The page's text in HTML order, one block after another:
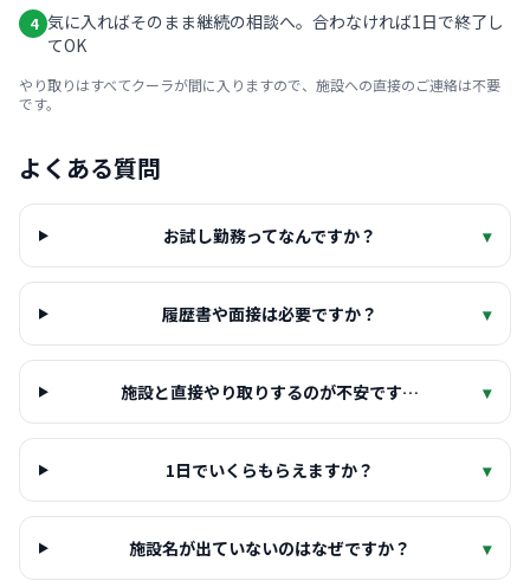
4 気に入ればそのまま継続の相談へ。合わなければ1日で終了し
てOK
やり取りはすべてクーラが間に入りますので、施設への直接のご連絡は不要
です。
よくある質問
お試し勤務ってなんですか？ ▾
履歴書や面接は必要ですか？ ▾
施設と直接やり取りするのが不安です… ▾
1日でいくらもらえますか？ ▾
施設名が出ていないのはなぜですか？ ▾